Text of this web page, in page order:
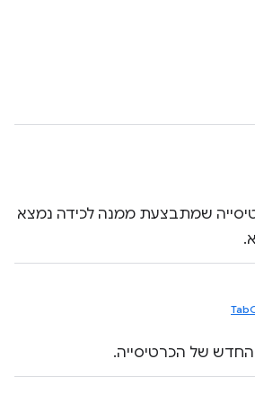
שמתבצעת ממנה לכידה נמצא
של הכרטיסייה.